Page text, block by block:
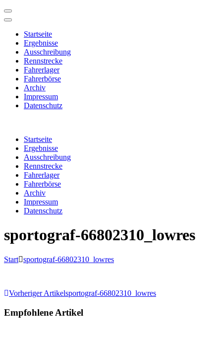
Startseite
Ergebnisse
Ausschreibung
Rennstrecke
Fahrerlager
Fahrerbörse
Archiv
Impressum
Datenschutz
springen
(Enter
drücken)
Startseite
Ergebnisse
Ausschreibung
Rennstrecke
Fahrerlager
Fahrerbörse
Archiv
Impressum
Datenschutz
sportograf-66802310_lowres
Start sportograf-66802310_lowres
Beitragsnavigation
Vorheriger Artikelsportograf-66802310_lowres
Empfohlene Artikel